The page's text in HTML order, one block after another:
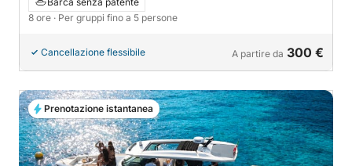
8 ore · Per gruppi fino a 5 persone
Cancellazione flessibile A partire da 300 €
Prenotazione istantanea